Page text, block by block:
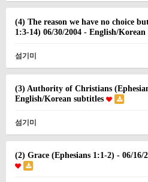
(4) The reason we have no choice
1:3-14) 06/30/2004 - English/
섬기미
(3) Authority of Christians
English/Korean subtitles
섬기미
(2) Grace (Ephesians 1:1-2) - 06/